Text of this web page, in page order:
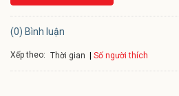
(0) Bình luận
Xếp theo: Thời gian Số người thích